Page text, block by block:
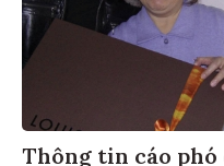
Thông tin cáo phó